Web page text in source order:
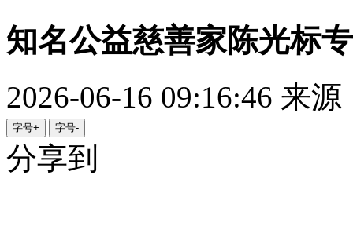
知名公益慈善家陈光标
2026-06-16 09:16:46 来源
字号+ 字号-
分享到